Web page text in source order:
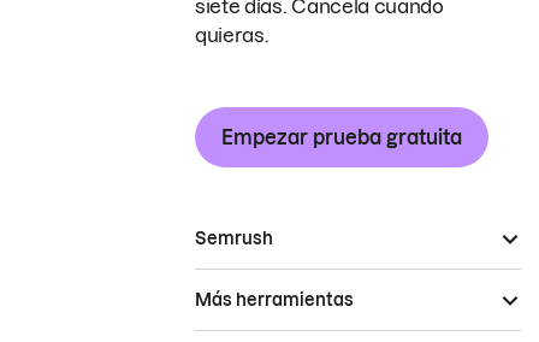
siete días. Cancela cuando
quieras.
Empezar prueba gratuita
Semrush
Más herramientas